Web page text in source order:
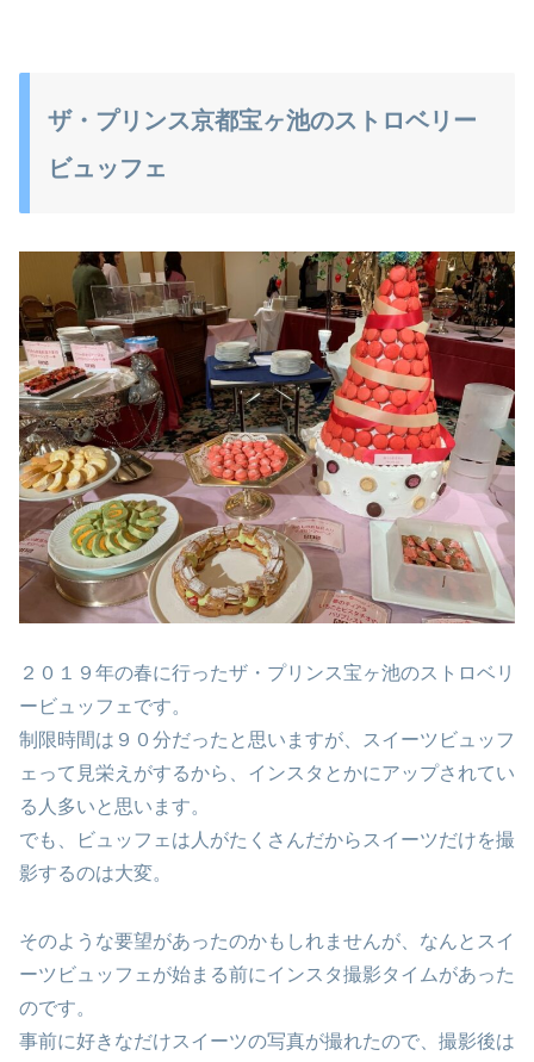
ザ・プリンス京都宝ヶ池のストロベリー
ビュッフェ
２０１９年の春に行ったザ・プリンス宝ヶ池のストロベリ
ービュッフェです。
制限時間は９０分だったと思いますが、スイーツビュッフ
ェって見栄えがするから、インスタとかにアップされてい
る人多いと思います。
でも、ビュッフェは人がたくさんだからスイーツだけを撮
影するのは大変。
そのような要望があったのかもしれませんが、なんとスイ
ーツビュッフェが始まる前にインスタ撮影タイムがあった
のです。
事前に好きなだけスイーツの写真が撮れたので、撮影後は